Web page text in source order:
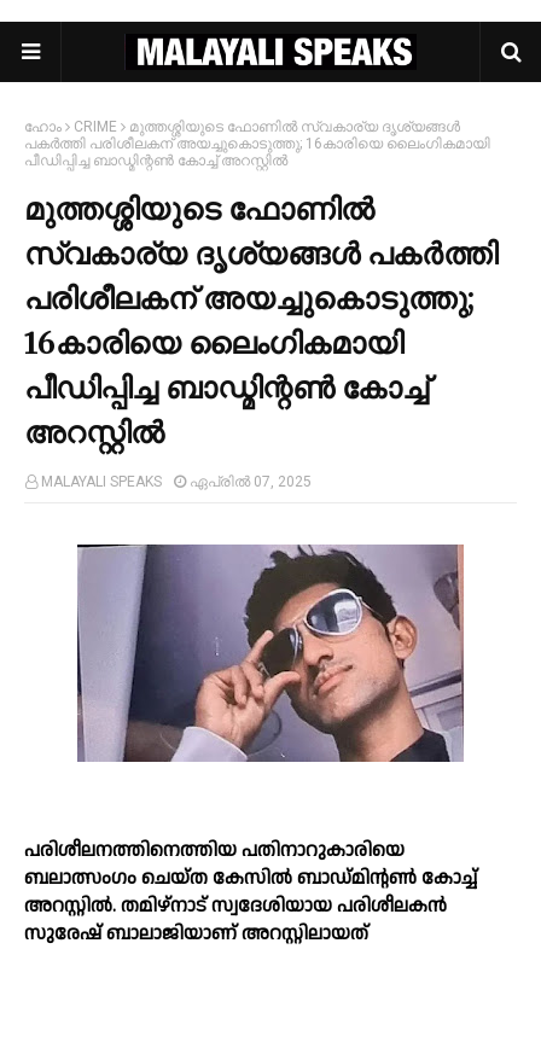
ഹോം CRIME
മുത്തശ്ശിയുടെ ഫോണില്‍ സ്വകാര്യ ദൃശ്യങ്ങള്‍
പകര്‍ത്തി പരിശീലകന് അയച്ചുകൊടുത്തു; 16കാരിയെ ലൈംഗികമായി
പീഡിപ്പിച്ച ബാഡ്മിന്റണ്‍ കോച്ച്‌ അറസ്റ്റില്‍
മുത്തശ്ശിയുടെ ഫോണില്‍
സ്വകാര്യ ദൃശ്യങ്ങള്‍ പകര്‍ത്തി
പരിശീലകന് അയച്ചുകൊടുത്തു;
16കാരിയെ ലൈംഗികമായി
പീഡിപ്പിച്ച ബാഡ്മിന്റണ്‍ കോച്ച്‌
അറസ്റ്റില്‍
MALAYALI SPEAKS ഏപ്രിൽ 07, 2025
പരിശീലനത്തിനെത്തിയ പതിനാറുകാരിയെ
ബലാത്സംഗം ചെയ്ത കേസില്‍ ബാഡ്മിന്റണ്‍ കോച്ച്‌
അറസ്റ്റില്‍. തമിഴ്‌നാട് സ്വദേശിയായ പരിശീലകന്‍
സുരേഷ് ബാലാജിയാണ് അറസ്റ്റിലായത്